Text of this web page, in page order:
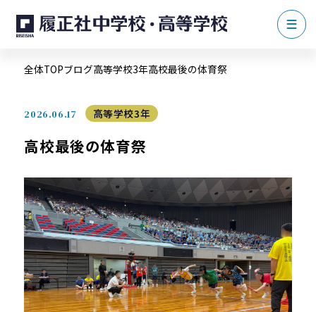
全体TOPブログ高等学校3年高校最後の体育祭
2026.06.17 高等学校3年
高校最後の体育祭